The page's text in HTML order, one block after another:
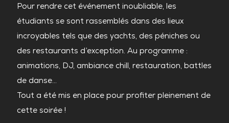
Pour rendre cet événement inoubliable, les
étudiants se sont rassemblés dans des lieux
incroyables tels que des yachts, des péniches ou
des restaurants d’exception. Au programme :
animations, DJ, ambiance chill, restauration, battles
de danse…
Tout a été mis en place pour profiter pleinement de
cette soirée !